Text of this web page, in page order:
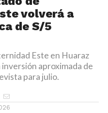
volverá a
de S/5
Este en Huaraz
aproximada de
para julio.